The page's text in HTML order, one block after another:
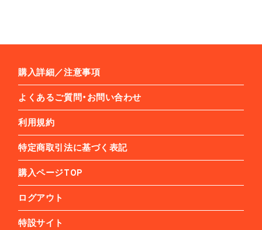
購入詳細／注意事項
よくあるご質問・お問い合わせ
利用規約
特定商取引法に基づく表記
購入ページTOP
ログアウト
特設サイト